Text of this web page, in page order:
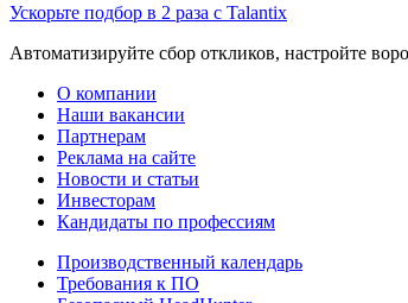
Ускорьте подбор в 2 раза с Talantix
Автоматизируйте сбор откликов, настройте
О компании
Наши вакансии
Партнерам
Реклама на сайте
Новости и статьи
Инвесторам
Кандидаты по профессиям
Производственный календарь
Требования к ПО